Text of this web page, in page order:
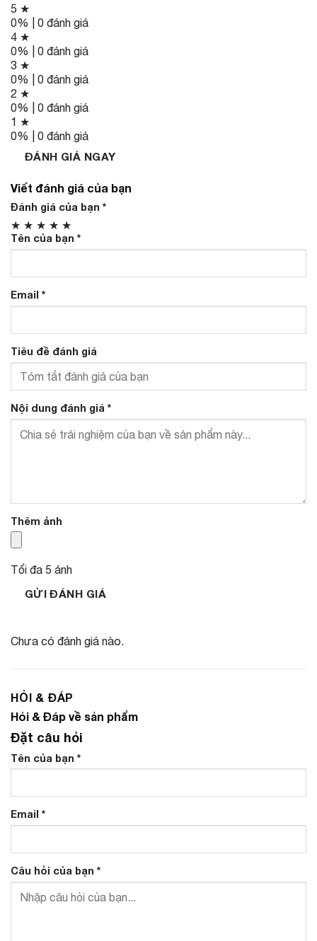
5 ★
0% | 0 đánh giá
4 ★
0% | 0 đánh giá
3 ★
0% | 0 đánh giá
2 ★
0% | 0 đánh giá
1 ★
0% | 0 đánh giá
ĐÁNH GIÁ NGAY
Viết đánh giá của bạn
Đánh giá của bạn *
★ ★ ★ ★ ★
Tên của bạn *
Email *
Tiêu đề đánh giá
Nội dung đánh giá *
Thêm ảnh
Tối đa 5 ảnh
GỬI ĐÁNH GIÁ
Chưa có đánh giá nào.
HỎI & ĐÁP
Hỏi & Đáp về sản phẩm
Đặt câu hỏi
Tên của bạn *
Email *
Câu hỏi của bạn *